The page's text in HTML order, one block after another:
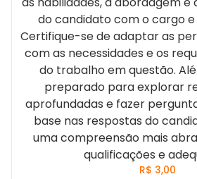
do candidato com o cargo e
Certifique-se de adaptar as
com as necessidades e os
do trabalho em questão.
preparado para explorar
aprofundadas e fazer
base nas respostas do
uma compreensão mais
qualificações e
R$ 3,00